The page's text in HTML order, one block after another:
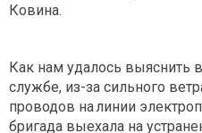
Ковина.
Как нам удалось выяснить
службе, из-за сильного
проводов на линии
бригада выехала на